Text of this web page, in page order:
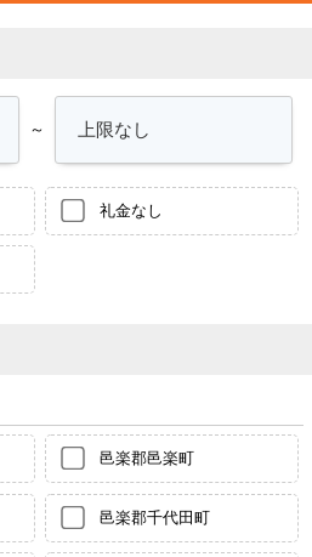
～
礼金なし
邑楽郡邑楽町
邑楽郡千代田町